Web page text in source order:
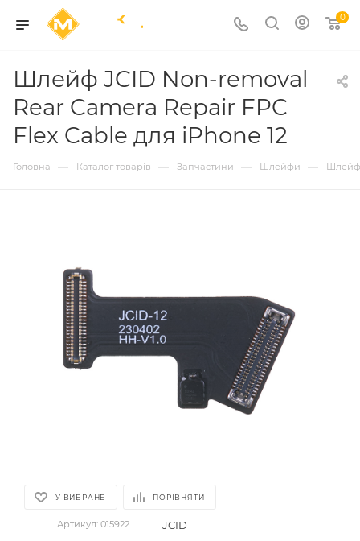
0
Шлейф JCID Non-removal
Rear Camera Repair FPC
Flex Cable для iPhone 12
Головна — Каталог товарів — Запчастини — Шлейфи — Шлейф
У ВИБРАНЕ ПОРІВНЯТИ
Артикул: 015922 JCID